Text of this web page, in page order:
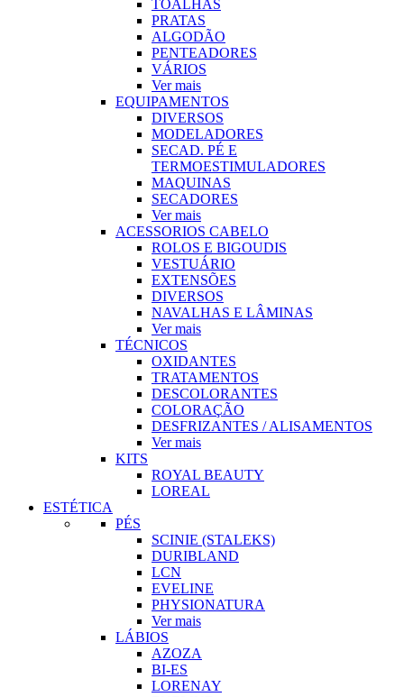
TOALHAS
PRATAS
ALGODÃO
PENTEADORES
VÁRIOS
Ver mais
EQUIPAMENTOS
DIVERSOS
MODELADORES
SECAD. PÉ E
TERMOESTIMULADORES
MAQUINAS
SECADORES
Ver mais
ACESSORIOS CABELO
ROLOS E BIGOUDIS
VESTUÁRIO
EXTENSÕES
DIVERSOS
NAVALHAS E LÂMINAS
Ver mais
TÉCNICOS
OXIDANTES
TRATAMENTOS
DESCOLORANTES
COLORAÇÃO
DESFRIZANTES / ALISAMENTOS
Ver mais
KITS
ROYAL BEAUTY
LOREAL
ESTÉTICA
PÉS
SCINIE (STALEKS)
DURIBLAND
LCN
EVELINE
PHYSIONATURA
Ver mais
LÁBIOS
AZOZA
BI-ES
LORENAY